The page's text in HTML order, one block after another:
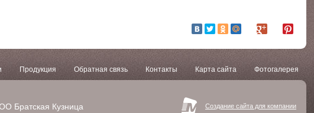
Братская Кузница Создание сайта для компании
Продукция Обратная связь Контакты Карта сайта Фотогалерея